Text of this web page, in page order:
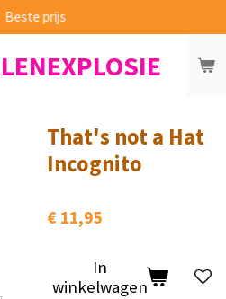
Beste prijs
That's not a Hat
Incognito
€ 11,95
In
winkelwagen